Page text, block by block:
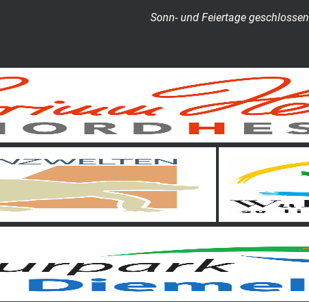
Sonn- und Feiertage geschlossen